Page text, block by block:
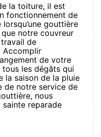
la toiture, il est
fonctionnement de
gouttière
notre couvreur
travail de
Accomplir
de votre
les dégâts qui
la saison de la pluie
de notre service de
nous
reparade